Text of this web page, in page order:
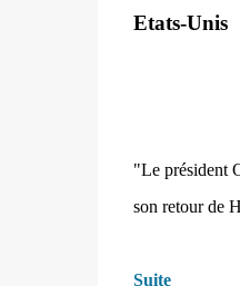
Etats-Unis
"Le président
son retour de
Suite